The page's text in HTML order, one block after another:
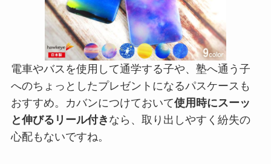
電車やバスを使用して通学する子や、塾へ通う子
へのちょっとしたプレゼントになるパスケースも
おすすめ。カバンにつけておいて使用時にスーッ
と伸びるリール付き なら、取り出しやすく紛失の
心配もないですね。